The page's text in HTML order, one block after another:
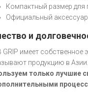
Компактный размер для
Официальный аксессуар
и
GRIP имеет
продукцию в
только лучшие